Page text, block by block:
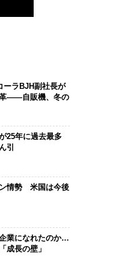
ーラBJH副社長が
――自販機、冬の
25年に過去最多
引
情勢 米国は今後
業になれたのか…
成長の壁」